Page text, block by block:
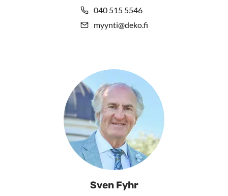
040 515 5546
myynti@deko.fi
Sven Fyhr